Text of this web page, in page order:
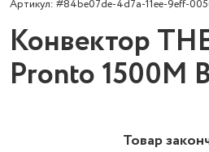
Артикул: #84be07de-4d7a-11ee-9eff-
Конвектор
Pronto 1500M
Товар